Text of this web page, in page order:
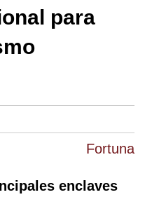
Fortuna
para
enclaves